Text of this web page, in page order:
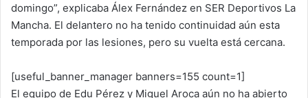
domingo”, explicaba Álex Fernández en SER Deportivos La
Mancha. El delantero no ha tenido continuidad aún esta
temporada por las lesiones, pero su vuelta está cercana.
[useful_banner_manager banners=155 count=1]
El equipo de Edu Pérez y Miguel Aroca aún no ha abierto